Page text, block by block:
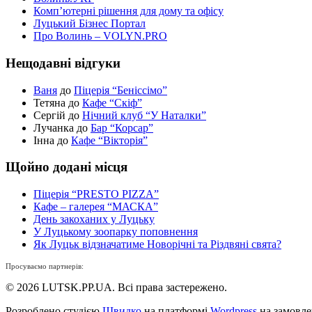
Комп’ютерні рішення для дому та офісу
Луцький Бізнес Портал
Про Волинь – VOLYN.PRO
Нещодавні відгуки
Ваня до Піцерія “Беніссімо”
Тетяна до Кафе “Скіф”
Сергій до Нічний клуб “У Наталки”
Лучанка до Бар “Корсар”
Інна до Кафе “Вікторія”
Щойно додані місця
Піцерія “PRESTO PIZZA”
Кафе – галерея “МАСКА”
День закоханих у Луцьку
У Луцькому зоопарку поповнення
Як Луцьк відзначатиме Новорічні та Різдвяні свята?
Просуваємо партнерів:
© 2026 LUTSK.PP.UA. Всі права застережено.